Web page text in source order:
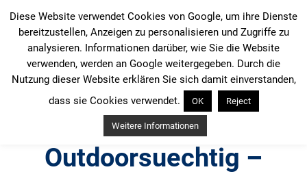
Inhalt
springen
Outdoorsuechtig –
Diese Website verwendet Cookies von Google, um ihre Dienste
bereitzustellen, Anzeigen zu personalisieren und Zugriffe zu
analysieren. Informationen darüber, wie Sie die Website
verwenden, werden an Google weitergegeben. Durch die
Nutzung dieser Website erklären Sie sich damit einverstanden,
dass sie Cookies verwendet.
OK Reject
Weitere Informationen